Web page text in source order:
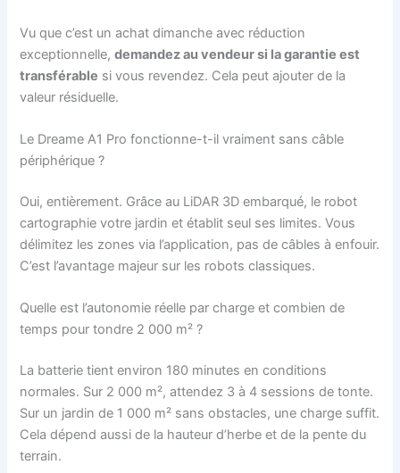
Vu que c’est un achat dimanche avec réduction
exceptionnelle,demandez au vendeur si la garantie est
transférable si vous revendez. Cela peut ajouter de la
valeur résiduelle.
Le Dreame A1 Pro fonctionne-t-il vraiment sans câble
périphérique ?
Oui, entièrement. Grâce au LiDAR 3D embarqué, le robot
cartographie votre jardin et établit seul ses limites. Vous
délimitez les zones via l’application, pas de câbles à enfouir.
C’est l’avantage majeur sur les robots classiques.
Quelle est l’autonomie réelle par charge et combien de
temps pour tondre 2 000 m² ?
La batterie tient environ 180 minutes en conditions
normales. Sur 2 000 m², attendez 3 à 4 sessions de tonte.
Sur un jardin de 1 000 m² sans obstacles, une charge suffit.
Cela dépend aussi de la hauteur d’herbe et de la pente du
terrain.